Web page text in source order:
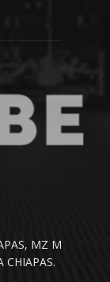
MZ M
CHIAPAS.